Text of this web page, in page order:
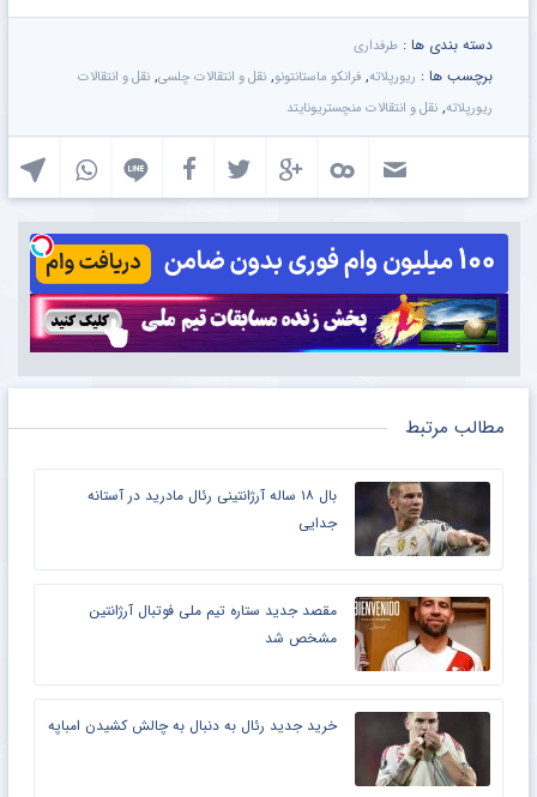
دسته بندی ها : طرفداری
برچسب ها : ریورپلاته, فرانکو ماستانتونو, نقل و انتقالات چلسی, نقل و انتقالات
ریورپلاته, نقل و انتقالات منچستریونایتد
مطالب مرتبط
بال ۱۸ ساله آرژانتینی رئال مادرید در آستانه
جدایی
مقصد جدید ستاره تیم ملی فوتبال آرژانتین
مشخص شد
خرید جدید رئال به دنبال به چالش کشیدن امباپه